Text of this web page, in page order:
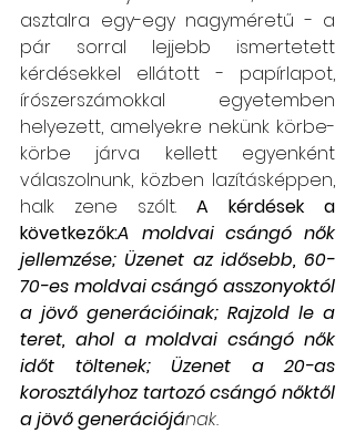
asztalra egy-egy nagyméretű - a
pár sorral lejjebb ismertetett
kérdésekkel ellátott - papírlapot,
írószerszámokkal egyetemben
helyezett, amelyekre nekünk körbe-
körbe járva kellett egyenként
válaszolnunk, közben lazításképpen,
halk zene szólt. A kérdések a
következők:A moldvai csángó nők
jellemzése; Üzenet az idősebb, 60-
70-es moldvai csángó asszonyoktól
a jövő generációinak; Rajzold le a
teret, ahol a moldvai csángó nők
időt töltenek; Üzenet a 20-as
korosztályhoz tartozó csángó nőktől
a jövő generációjának.